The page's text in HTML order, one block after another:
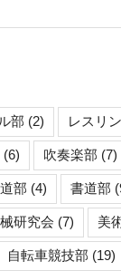
部 (2) レスリ
(6) 吹奏楽部 (7)
部 (4) 書道部
研究会 (7) 美
自転車競技部 (19)